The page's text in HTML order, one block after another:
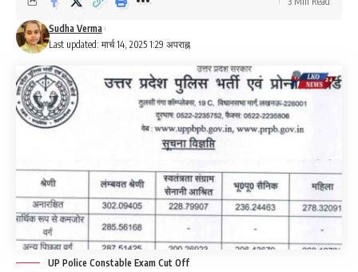
Last updated: मार्च 14, 2025 1:29 अपराह्न
Sudha Verma
UP Police Constable Exam Cut Off